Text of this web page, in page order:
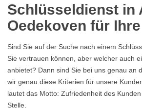
Schlüsseldienst in
Oedekoven für
Sind Sie auf der Suche nach einem
Sie vertrauen können, aber welcher auch
anbietet? Dann sind Sie bei uns genau an
wir genau diese Kriterien für unsere
lautet das Motto: Zufriedenheit des
Stelle.